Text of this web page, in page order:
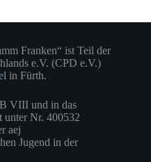
Franken“ ist Teil der
e.V. (CPD e.V.)
in Fürth.
VIII und in das
unter Nr. 400532
aej
Jugend in der